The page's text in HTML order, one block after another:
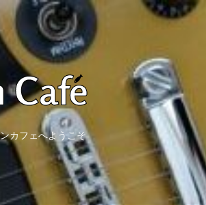
カフェへようこそ